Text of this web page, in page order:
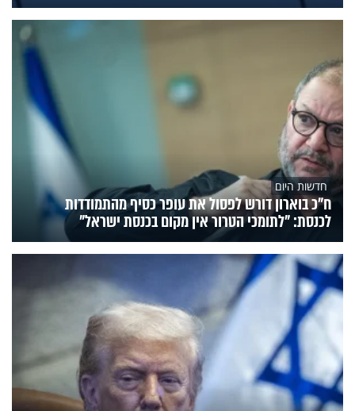
חדשות היום
ח״כ בוארון דורש לפסול את עופר כסיף מהתמודדות
לכנסת: "לתומכי הטרור אין מקום בכנסת ישראל"